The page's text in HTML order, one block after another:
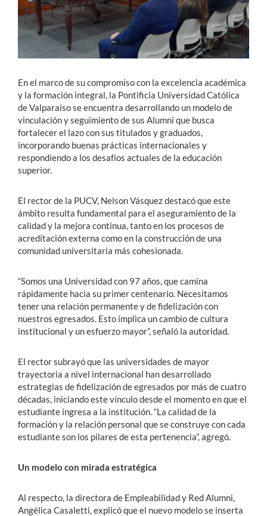
Alumni
En el marco de su compromiso con la excelencia académica
y la formación integral, la Pontificia Universidad Católica
de Valparaíso se encuentra desarrollando un modelo de
vinculación y seguimiento de sus Alumni que busca
fortalecer el lazo con sus titulados y graduados,
incorporando buenas prácticas internacionales y
respondiendo a los desafíos actuales de la educación
superior.
El rector de la PUCV, Nelson Vásquez destacó que este
ámbito resulta fundamental para el aseguramiento de la
calidad y la mejora continua, tanto en los procesos de
acreditación externa como en la construcción de una
comunidad universitaria más cohesionada.
“Somos una Universidad con 97 años, que camina
rápidamente hacia su primer centenario. Necesitamos
tener una relación permanente y de fidelización con
nuestros egresados. Esto implica un cambio de cultura
institucional y un esfuerzo mayor”, señaló la autoridad.
El rector subrayó que las universidades de mayor
trayectoria a nivel internacional han desarrollado
estrategias de fidelización de egresados por más de cuatro
décadas, iniciando este vínculo desde el momento en que el
estudiante ingresa a la institución. “La calidad de la
formación y la relación personal que se construye con cada
estudiante son los pilares de esta pertenencia”, agregó.
Un modelo con mirada estratégica
Al respecto, la directora de Empleabilidad y Red Alumni,
Angélica Casaletti, explicó que el nuevo modelo se inserta